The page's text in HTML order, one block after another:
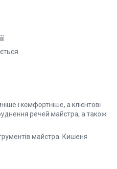
і комфортніше, а клієнтові
речей майстра, а також
майстра. Кишеня